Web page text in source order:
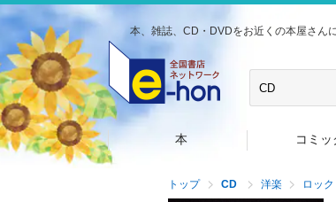
本、雑誌、CD・DVDをお近くの本屋さん
本 コミッ
トップ CD 洋楽 ロック